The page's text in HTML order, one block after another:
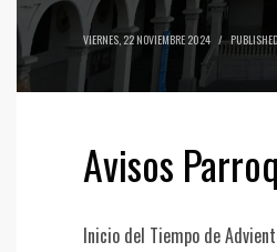
VIERNES, 22 NOVIEMBRE 2024 /
Avisos
Inicio del Tiempo de